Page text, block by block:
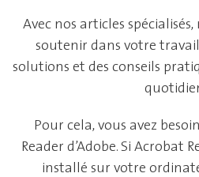
Avec nos articles
soutenir dans votre
solutions et des conseils
Pour cela, vous avez
Reader d’Adobe. Si Acrobat
installé sur votre